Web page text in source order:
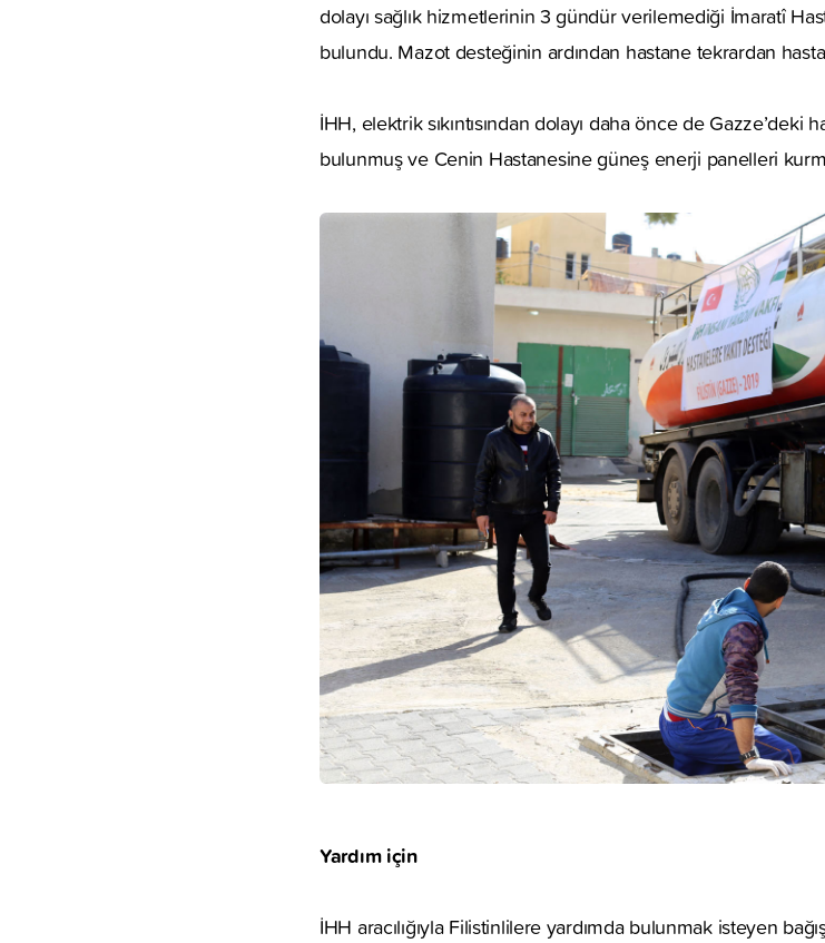
dolayı sağlık hizmetlerinin 3 gündür verilemediği İmaratî
bulundu. Mazot desteğinin ardından hastane tekrardan
İHH, elektrik sıkıntısından dolayı daha önce de
bulunmuş ve Cenin Hastanesine güneş enerji panelleri
Yardım için
İHH aracılığıyla Filistinlilere yardımda bulunmak isteyen